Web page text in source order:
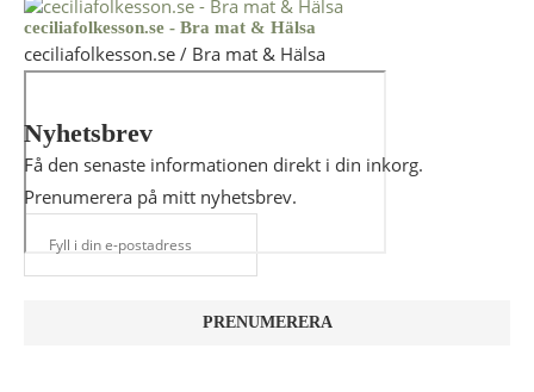
ceciliafolkesson.se - Bra mat & Hälsa
ceciliafolkesson.se / Bra mat & Hälsa
Nyhetsbrev
Få den senaste informationen direkt i din inkorg.
Prenumerera på mitt nyhetsbrev.